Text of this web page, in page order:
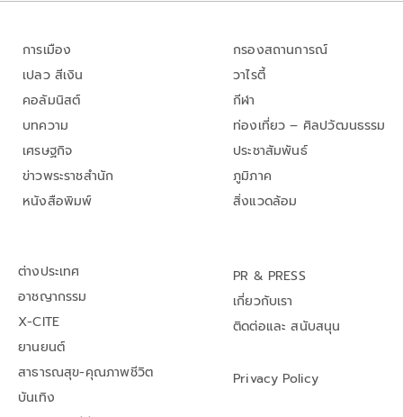
การเมือง
เปลว สีเงิน
คอลัมนิสต์
บทความ
เศรษฐกิจ
ข่าวพระราชสำนัก
หนังสือพิมพ์
กรองสถานการณ์
วาไรตี้
กีฬา
ท่องเที่ยว – ศิลปวัฒนธรรม
ประชาสัมพันธ์
ภูมิภาค
สิ่งแวดล้อม
ต่างประเทศ
อาชญากรรม
X-CITE
ยานยนต์
สาธารณสุข-คุณภาพชีวิต
บันเทิง
PR & PRESS
เกี่ยวกับเรา
ติดต่อและ สนับสนุน
Privacy Policy